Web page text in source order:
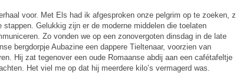
voor. Met Els had ik afgesproken onze pelgrim op te zoeken,
Gelukkig zijn er de moderne middelen die toelaten
Zo vonden we op een zonovergoten dinsdag in de late
bergdorpje Aubazine een dappere Tieltenaar, voorzien van
Hij zat tegenover een oude Romaanse abdij aan een cafétafeltje
Het viel me op dat hij meerdere kilo’s vermagerd was.